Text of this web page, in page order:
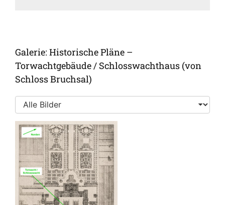
Galerie: Historische Pläne –
Torwachtgebäude / Schlosswachthaus (von
Schloss Bruchsal)